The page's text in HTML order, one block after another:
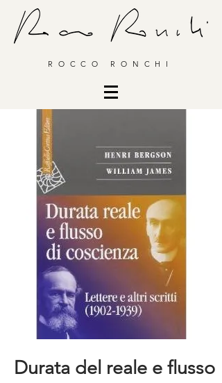
ROCCO RONCHI
Durata del reale e flusso